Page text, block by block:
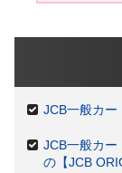
JCB一般カー
JCB一般カー
の【JCB